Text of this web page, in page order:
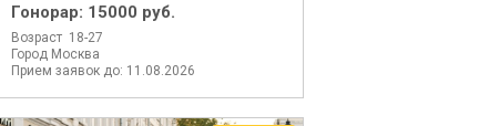
Гонорар: 15000 руб.
Возраст 18-27
Город Москва
Прием заявок до: 11.08.2026